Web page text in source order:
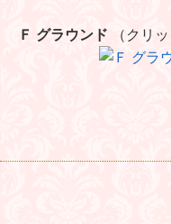
Ｆ グラウンド （クリ